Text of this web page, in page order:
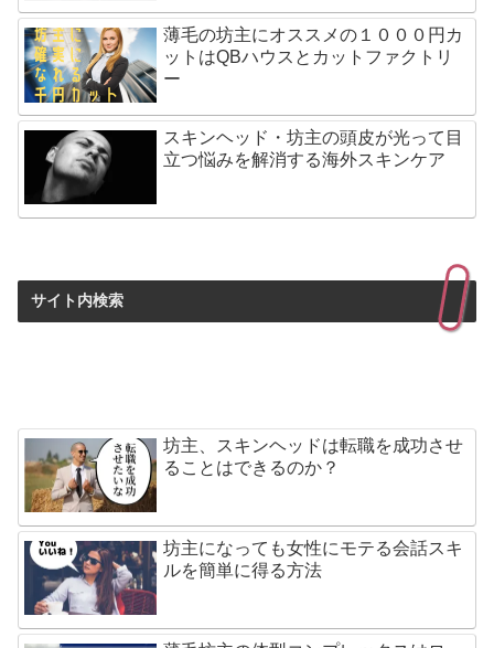
薄毛の坊主にオススメの１０００円カ
ットはQBハウスとカットファクトリ
ー
スキンヘッド・坊主の頭皮が光って目
立つ悩みを解消する海外スキンケア
サイト内検索
坊主、スキンヘッドは転職を成功させ
ることはできるのか？
坊主になっても女性にモテる会話スキ
ルを簡単に得る方法